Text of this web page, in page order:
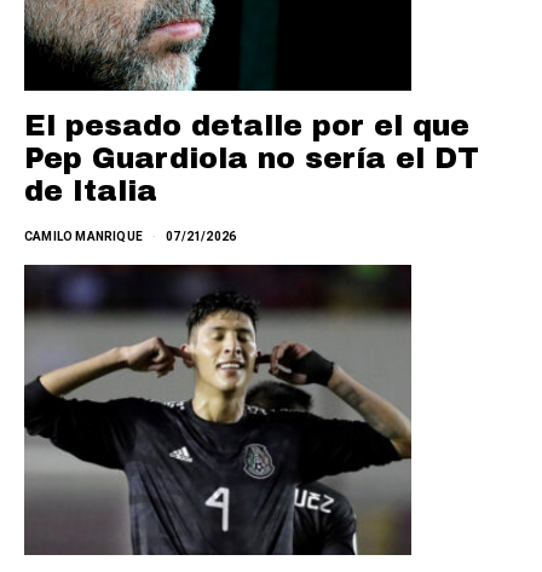
El pesado detalle por el que
Pep Guardiola no sería el DT
de Italia
CAMILO MANRIQUE 07/21/2026